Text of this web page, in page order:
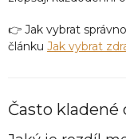
👉 Jak vybrat
článku Jak vybrat
Často kladené